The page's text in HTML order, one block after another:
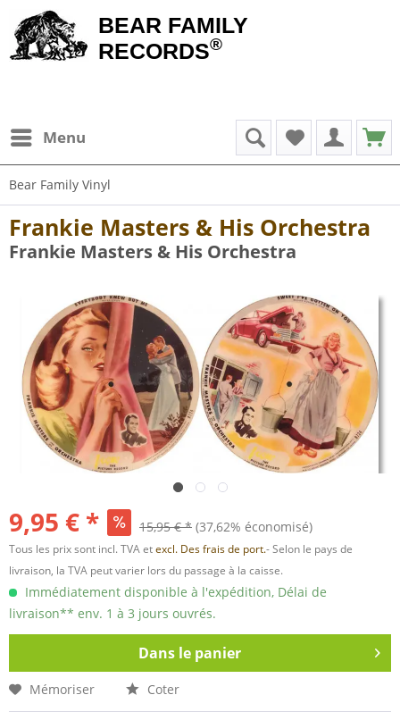
BEAR FAMILY
RECORDS®
Menu
Bear Family Vinyl
Frankie Masters & His Orchestra
Frankie Masters & His Orchestra
9,95 € * 15,95 € * (37,62% économisé)
Tous les prix sont incl. TVA etexcl. Des frais de port.- Selon le pays de
livraison, la TVA peut varier lors du passage à la caisse.
Immédiatement disponible à l'expédition, Délai de
livraison** env. 1 à 3 jours ouvrés.
Dans le panier
Mémoriser Coter